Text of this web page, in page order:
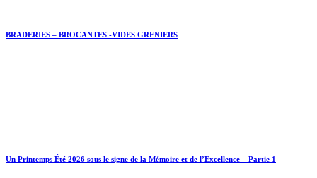
BRADERIES – BROCANTES -VIDES GRENIERS
Un Printemps Été 2026 sous le signe de la Mémoire et de l’Excellence – Partie 1